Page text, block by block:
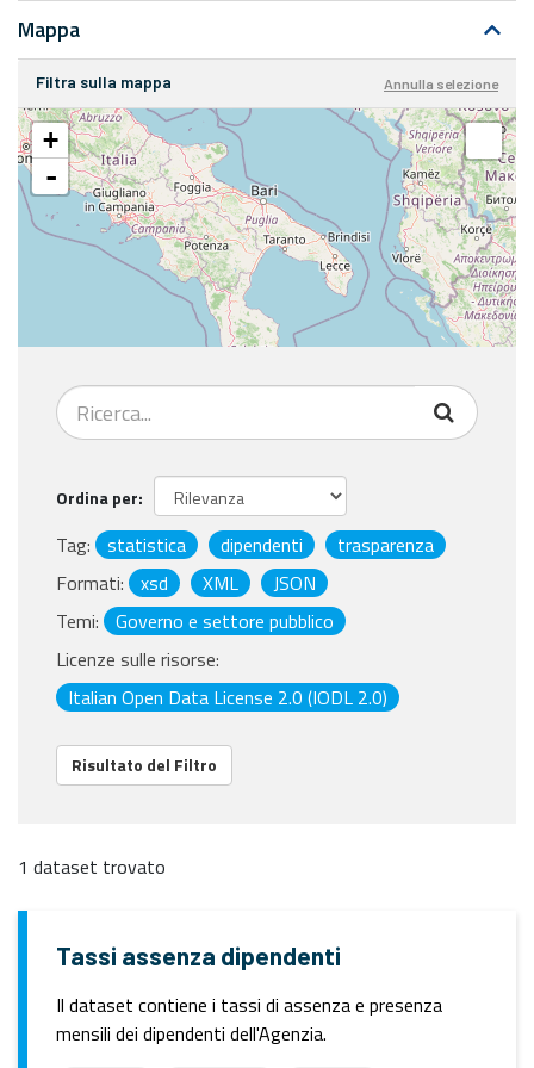
Mappa
Filtra sulla mappa Annulla selezione
+
-
Ordina per
Tag: statistica dipendenti
trasparenza
Formati:
xsd XML
JSON
Temi:
Governo e settore pubblico
Licenze sulle risorse:
Italian Open Data License 2.0 (IODL 2.0)
Risultato del Filtro
1 dataset trovato
Tassi assenza dipendenti
Il dataset contiene i tassi di assenza e presenza
mensili dei dipendenti dell'Agenzia.